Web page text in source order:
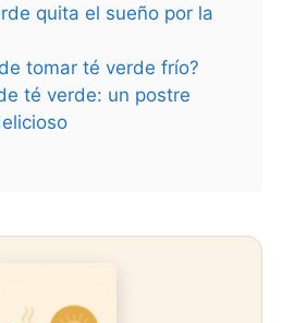
quita el sueño por la
tomar té verde frío?
té verde: un postre